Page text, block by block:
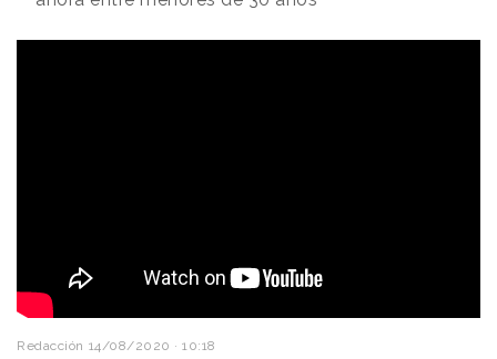
Redacción 14/08/2020 · 10:18